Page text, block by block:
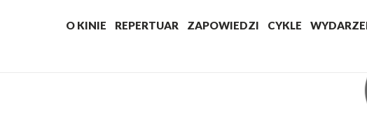
O KINIE REPERTUAR ZAPOWIEDZI CYKLE